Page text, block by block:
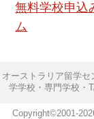
無料学校申込
ム
オーストラリア留学
学学校・専門学校・
Copyright©2001-